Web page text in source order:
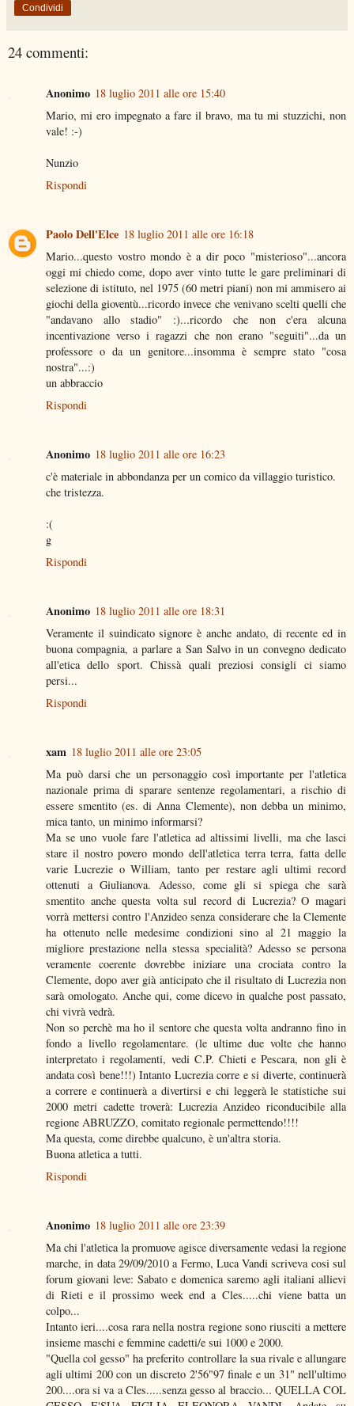
Condividi
24 commenti:
Anonimo 18 luglio 2011 alle ore 15:40
Mario, mi ero impegnato a fare il bravo, ma tu mi stuzzichi, non
vale! :-)
Nunzio
Rispondi
Paolo Dell'Elce 18 luglio 2011 alle ore 16:18
Mario...questo vostro mondo è a dir poco "misterioso"...ancora
oggi mi chiedo come, dopo aver vinto tutte le gare preliminari di
selezione di istituto, nel 1975 (60 metri piani) non mi ammisero ai
giochi della gioventù...ricordo invece che venivano scelti quelli che
"andavano allo stadio" :)...ricordo che non c'era alcuna
incentivazione verso i ragazzi che non erano "seguiti"...da un
professore o da un genitore...insomma è sempre stato "cosa
nostra"...:)
un abbraccio
Rispondi
Anonimo 18 luglio 2011 alle ore 16:23
c'è materiale in abbondanza per un comico da villaggio turistico.
che tristezza.
:(
g
Rispondi
Anonimo 18 luglio 2011 alle ore 18:31
Veramente il suindicato signore è anche andato, di recente ed in
buona compagnia, a parlare a San Salvo in un convegno dedicato
all'etica dello sport. Chissà quali preziosi consigli ci siamo
persi...
Rispondi
xam 18 luglio 2011 alle ore 23:05
Ma può darsi che un personaggio così importante per l'atletica
nazionale prima di sparare sentenze regolamentari, a rischio di
essere smentito (es. di Anna Clemente), non debba un minimo,
mica tanto, un minimo informarsi?
Ma se uno vuole fare l'atletica ad altissimi livelli, ma che lasci
stare il nostro povero mondo dell'atletica terra terra, fatta delle
varie Lucrezie o William, tanto per restare agli ultimi record
ottenuti a Giulianova. Adesso, come gli si spiega che sarà
smentito anche questa volta sul record di Lucrezia? O magari
vorrà mettersi contro l'Anzideo senza considerare che la Clemente
ha ottenuto nelle medesime condizioni sino al 21 maggio la
migliore prestazione nella stessa specialità? Adesso se persona
veramente coerente dovrebbe iniziare una crociata contro la
Clemente, dopo aver già anticipato che il risultato di Lucrezia non
sarà omologato. Anche qui, come dicevo in qualche post passato,
chi vivrà vedrà.
Non so perchè ma ho il sentore che questa volta andranno fino in
fondo a livello regolamentare. (le ultime due volte che hanno
interpretato i regolamenti, vedi C.P. Chieti e Pescara, non gli è
andata così bene!!!) Intanto Lucrezia corre e si diverte, continuerà
a correre e continuerà a divertirsi e chi leggerà le statistiche sui
2000 metri cadette troverà: Lucrezia Anzideo riconducibile alla
regione ABRUZZO, comitato regionale permettendo!!!!
Ma questa, come direbbe qualcuno, è un'altra storia.
Buona atletica a tutti.
Rispondi
Anonimo 18 luglio 2011 alle ore 23:39
Ma chi l'atletica la promuove agisce diversamente vedasi la regione
marche, in data 29/09/2010 a Fermo, Luca Vandi scriveva cosi sul
forum giovani leve: Sabato e domenica saremo agli italiani allievi
di Rieti e il prossimo week end a Cles.....chi viene batta un
colpo...
Intanto ieri....cosa rara nella nostra regione sono riusciti a mettere
insieme maschi e femmine cadetti/e sui 1000 e 2000.
"Quella col gesso" ha preferito controllare la sua rivale e allungare
agli ultimi 200 con un discreto 2'56"97 finale e un 31" nell'ultimo
200....ora si va a Cles.....senza gesso al braccio... QUELLA COL